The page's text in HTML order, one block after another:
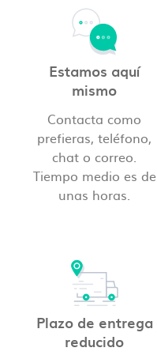
Estamos aquí
mismo
Contacta como
prefieras, teléfono,
chat o correo.
Tiempo medio es de
unas horas.
Plazo de entrega
reducido